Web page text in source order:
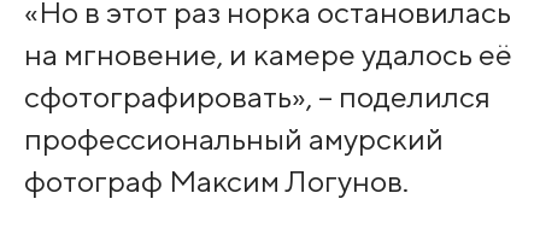
«Но в этот раз норка остановилась
на мгновение, и камере удалось её
сфотографировать», – поделился
профессиональный амурский
фотограф Максим Логунов.